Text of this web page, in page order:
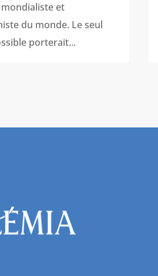
et
du monde. Le seul
porterait...